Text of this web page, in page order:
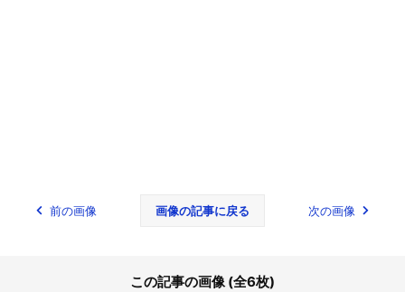
前の画像 画像の記事に戻る 次の画像
この記事の画像 (全6枚)